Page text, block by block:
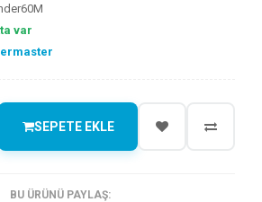
var
SEPETE EKLE
BU ÜRÜNÜ PAYLAŞ: